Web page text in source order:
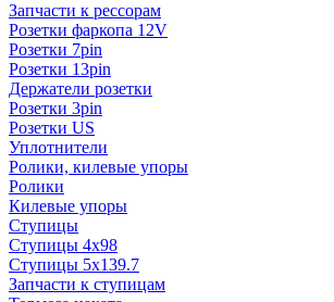
Запчасти к рессорам
Розетки фаркопа 12V
Розетки 7pin
Розетки 13pin
Держатели розетки
Розетки 3pin
Розетки US
Уплотнители
Ролики, килевые упоры
Ролики
Килевые упоры
Ступицы
Ступицы 4x98
Ступицы 5x139.7
Запчасти к ступицам